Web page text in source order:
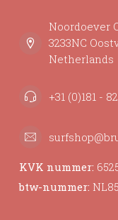
Noordoever
3233NC
Netherlands
+31 (0)181 -
KVK nummer:
btw-nummer: